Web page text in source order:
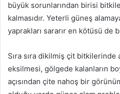
büyük sorunlarından birisi
kalmasıdır. Yeterli güneş
yaprakları sararır en kötüsü de
Sıra sıra dikilmiş çit bitkilerinde
eksilmesi, gölgede kalanların
açısından çite nahoş bir